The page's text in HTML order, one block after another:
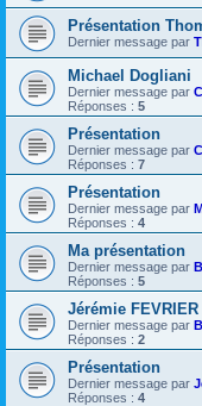
Présentation
Dernier message par
Michael Dogliani
Dernier message par
Réponses : 5
Présentation
Dernier message par
Réponses : 7
Présentation
Dernier message par
Réponses : 4
Ma présentation
Dernier message par
Réponses : 5
Jérémie FEVRIER
Dernier message par
Réponses : 2
Présentation
Dernier message par
Réponses : 4